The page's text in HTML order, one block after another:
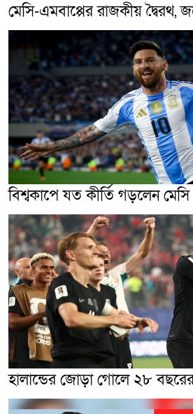
মেসি-এমবাপ্পের রাজকীয় দ্বৈরথ,
বিশ্বকাপে যত কীর্তি গড়লেন মেসি
হালান্ডের জোড়া গোলে ২৮